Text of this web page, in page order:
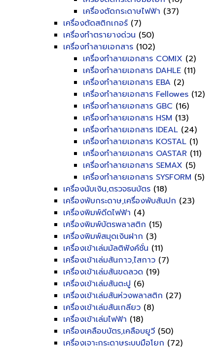
เครื่องตัดกระดาษไฟฟ้า (37)
เครื่องตัดสติกเกอร์ (7)
เครื่องทำตรายางด่วน (50)
เครื่องทำลายเอกสาร (102)
เครื่องทำลายเอกสาร COMIX (2)
เครื่องทำลายเอกสาร DAHLE (11)
เครื่องทำลายเอกสาร EBA (2)
เครื่องทำลายเอกสาร Fellowes (12)
เครื่องทำลายเอกสาร GBC (16)
เครื่องทำลายเอกสาร HSM (13)
เครื่องทำลายเอกสาร IDEAL (24)
เครื่องทำลายเอกสาร KOSTAL (1)
เครื่องทำลายเอกสาร OASTAR (11)
เครื่องทำลายเอกสาร SEMAX (5)
เครื่องทำลายเอกสาร SYSFORM (5)
เครื่องนับเงิน,ตรวจธนบัตร (18)
เครื่องพับกระดาษ,เครื่องพับสันปก (23)
เครื่องพิมพ์ดีดไฟฟ้า (4)
เครื่องพิมพ์บัตรพลาสติก (15)
เครื่องพิมพ์สมุดเงินฝาก (3)
เครื่องเข้าเล่มมัลติฟังค์ชั่น (11)
เครื่องเข้าเล่มสันกาว,ไสกาว (7)
เครื่องเข้าเล่มสันขดลวด (19)
เครื่องเข้าเล่มสันตะปู (6)
เครื่องเข้าเล่มสันห่วงพลาสติก (27)
เครื่องเข้าเล่มสันเกลียว (8)
เครื่องเข้าเล่มไฟฟ้า (18)
เครื่องเคลือบบัตร,เคลือบยูวี (50)
เครื่องเจาะกระดาษระบบมือโยก (72)